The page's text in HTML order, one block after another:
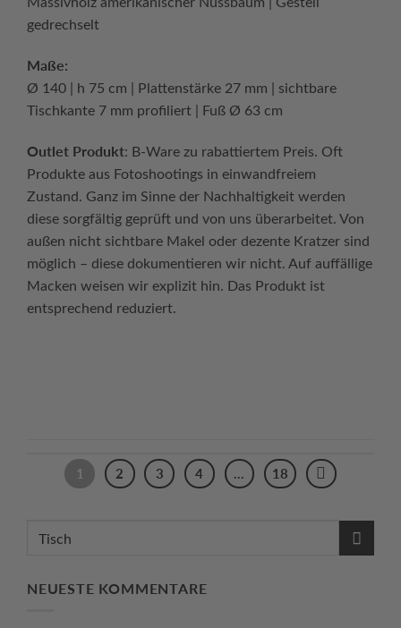
gedrechselt
Maße:
Ø 140 | h 75 cm | Plattenstärke 27 mm | sichtbare
Tischkante 7 mm profiliert | Fuß Ø 63 cm
Outlet Produkt: B-Ware zu rabattiertem Preis. Oft
Produkte aus Fotoshootings in einwandfreiem
Zustand. Ganz im Sinne der Nachhaltigkeit werden
diese sorgfältig geprüft und von uns überarbeitet. Von
außen nicht sichtbare Makel oder dezente Kratzer sind
möglich – diese dokumentieren wir nicht. Auf auffällige
Macken weisen wir explizit hin. Das Produkt ist
entsprechend reduziert.
1 2 3 4 … 18
NEUESTE KOMMENTARE